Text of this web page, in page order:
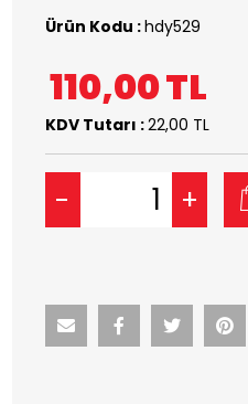
Ürün Kodu :hdy529
110,00TL
KDV Tutarı :22,00 TL
- +